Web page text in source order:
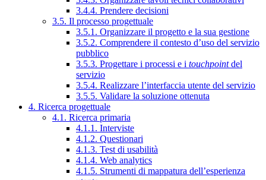
3.4.4. Prendere decisioni
3.5. Il processo progettuale
3.5.1. Organizzare il progetto e la sua gestione
3.5.2. Comprendere il contesto d’uso del servizio
pubblico
3.5.3. Progettare i processi e i touchpointdel
servizio
3.5.4. Realizzare l’interfaccia utente del servizio
3.5.5. Validare la soluzione ottenuta
4. Ricerca progettuale
4.1. Ricerca primaria
4.1.1. Interviste
4.1.2. Questionari
4.1.3. Test di usabilità
4.1.4. Web analytics
4.1.5. Strumenti di mappatura dell’esperienza